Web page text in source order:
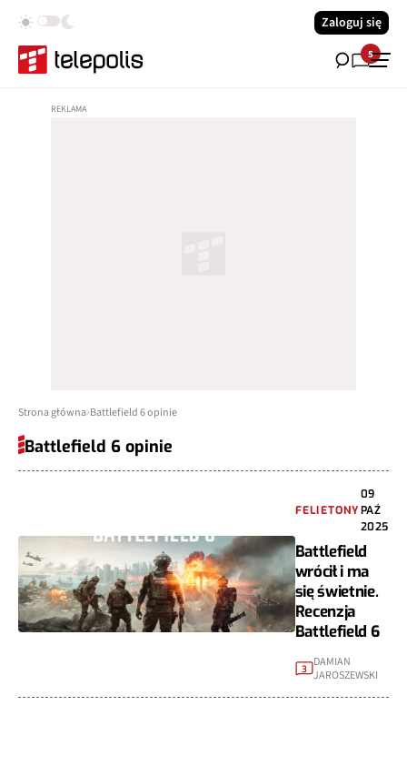
Zaloguj się
5
Strona główna Battlefield 6 opinie
Battlefield 6 opinie
FELIETONY
09
PAŹ
2025
Battlefield
wrócił i ma
się świetnie.
Recenzja
Battlefield 6
3 DAMIAN
JAROSZEWSKI